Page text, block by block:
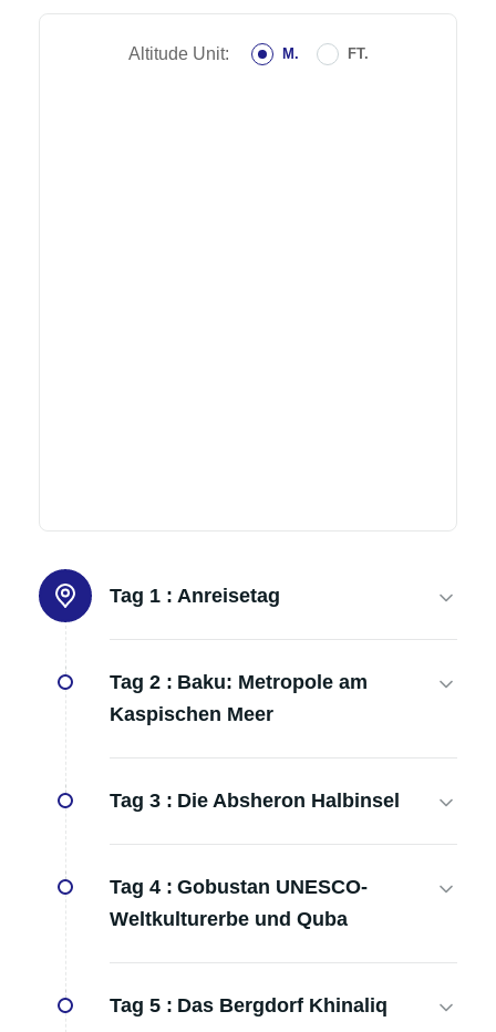
Altitude Unit: M. FT.
Tag 1 : Anreisetag
Tag 2 : Baku: Metropole am
Kaspischen Meer
Tag 3 : Die Absheron Halbinsel
Tag 4 : Gobustan UNESCO-
Weltkulturerbe und Quba
Tag 5 : Das Bergdorf Khinaliq